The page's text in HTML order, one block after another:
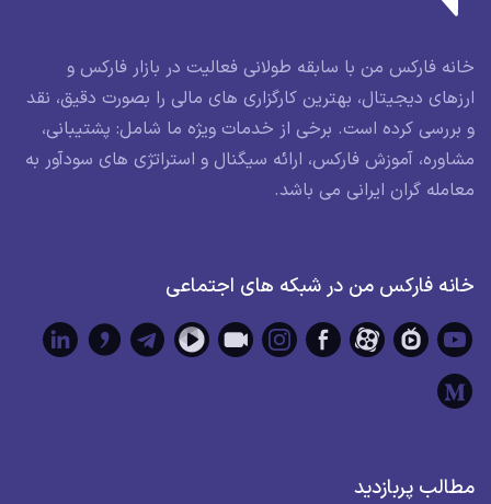
خانه فارکس من با سابقه طولانی فعالیت در بازار فارکس و
ارزهای دیجیتال، بهترین کارگزاری های مالی را بصورت دقیق، نقد
و بررسی کرده است. برخی از خدمات ویژه ما شامل: پشتیبانی،
مشاوره، آموزش فارکس، ارائه سیگنال و استراتژی های سودآور به
معامله گران ایرانی می باشد.
خانه فارکس من در شبکه های اجتماعی
مطالب پربازدید